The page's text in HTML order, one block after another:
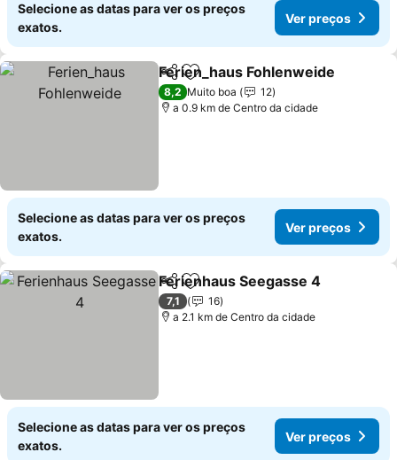
Selecione as datas para ver os preços
exatos.
Ver preços
PartilharAdicionar aos favoritos
Ferien_haus Fohlenweide
8,2 Muito boa
12
a 0.9 km de Centro da cidade
Selecione as datas para ver os preços
exatos.
Ver preços
PartilharAdicionar aos favoritos
Ferienhaus Seegasse 4
7,1
16
a 2.1 km de Centro da cidade
Selecione as datas para ver os preços
exatos.
Ver preços